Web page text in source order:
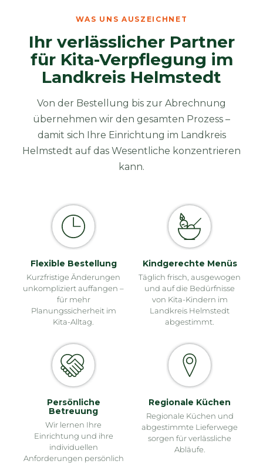
WAS UNS AUSZEICHNET
Ihr verlässlicher Partner
für Kita-Verpflegung im
Landkreis Helmstedt
Von der Bestellung bis zur Abrechnung
übernehmen wir den gesamten Prozess –
damit sich Ihre Einrichtung im Landkreis
Helmstedt auf das Wesentliche konzentrieren
kann.
Flexible Bestellung
Kurzfristige Änderungen
unkompliziert auffangen –
für mehr
Planungssicherheit im
Kita-Alltag.
Kindgerechte Menüs
Täglich frisch, ausgewogen
und auf die Bedürfnisse
von Kita-Kindern im
Landkreis Helmstedt
abgestimmt.
Persönliche
Betreuung
Wir lernen Ihre
Einrichtung und ihre
individuellen
Anforderungen persönlich
Regionale Küchen
Regionale Küchen und
abgestimmte Lieferwege
sorgen für verlässliche
Abläufe.